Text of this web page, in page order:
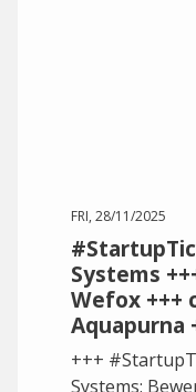
FRI, 28/11/2025
Systems
Wefox +++
Aquapurna
+++
Systems: